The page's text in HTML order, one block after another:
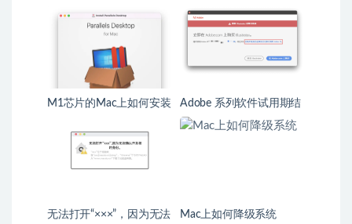
M1芯片的Mac上如何安装
Adobe 系列软件试用期结
束后如何进行激活
无法打开“×××”，因为无法
Mac上如何降级系统